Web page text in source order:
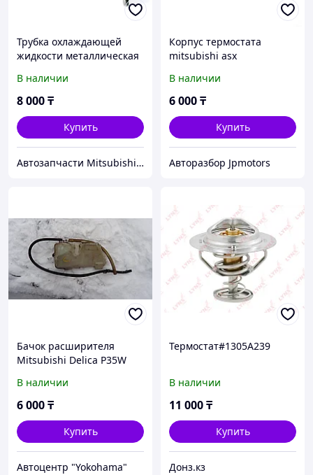
Трубка охлаждающей
жидкости металлическая
Sport K9 MD309608
В наличии
8 000₸
Купить
Автозапчасти Mitsubishi 4x4 Montero/Pajero
Корпус термостата
mitsubishi asx
В наличии
6 000₸
Купить
Авторазбор Jpmotors
Бачок расширителя
Mitsubishi Delica P35W
В наличии
6 000₸
Купить
Автоцентр "Yokohama"
Термостат#1305A239
В наличии
11 000₸
Купить
Донз.кз